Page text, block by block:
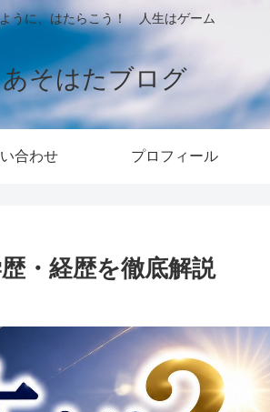
うに、はたらこう！ 人生はゲーム
あそはたブログ
合わせ プロフィール
・経歴を徹底解説